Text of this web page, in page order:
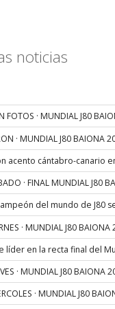
noticias
FOTOS · MUNDIAL J80
· MUNDIAL J80 BAIONA
acento cántabro-canario
· FINAL MUNDIAL J80
del mundo de J80
· MUNDIAL J80 BAIONA
líder en la recta final del
· MUNDIAL J80 BAIONA
· MUNDIAL J80